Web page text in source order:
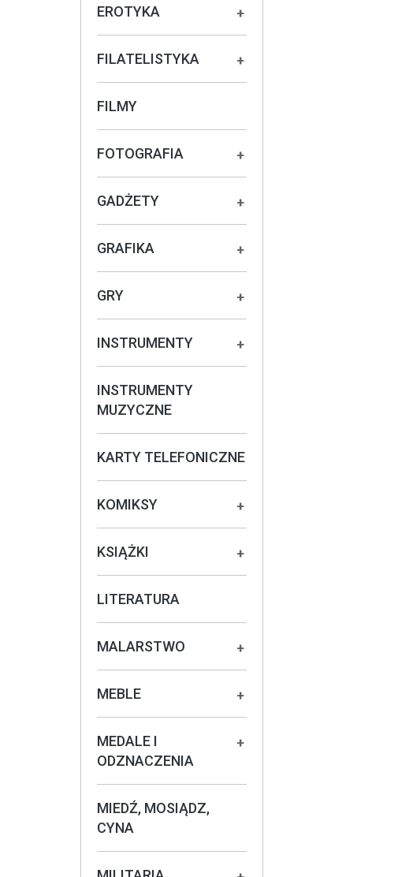
+
EROTYKA
+
FILATELISTYKA
FILMY
+
FOTOGRAFIA
+
GADŻETY
+
GRAFIKA
+
GRY
+
INSTRUMENTY
INSTRUMENTY
MUZYCZNE
KARTY TELEFONICZNE
+
KOMIKSY
+
KSIĄŻKI
LITERATURA
+
MALARSTWO
+
MEBLE
+
MEDALE I
ODZNACZENIA
MIEDŹ, MOSIĄDZ,
CYNA